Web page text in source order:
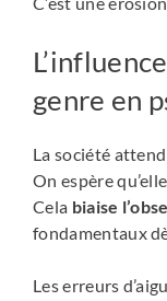
genre en
La société
On espère
Cela biaise
fondamentaux
Les erreurs